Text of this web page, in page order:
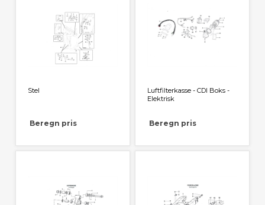
Stel
Beregn pris
Luftfilterkasse - CDI Boks -
Elektrisk
Beregn pris